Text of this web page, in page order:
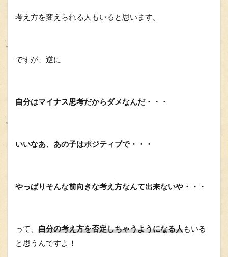
考え方を変えられる人もいると思います。
ですが、逆に
自分はマイナス思考だからダメなんだ・・・
いいなあ、あの子はポジティブで・・・
やっぱりそんな前向きな考え方なんて出来ないや・・・
って、 自分の考え方を否定しちゃうようになる人もいる
と思うんですよ！